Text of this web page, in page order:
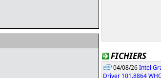
FICHIERS
04/08/26Intel
Driver 101.8864